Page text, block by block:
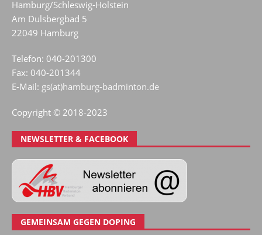
Hamburg/Schleswig-Holstein
Am Dulsbergbad 5
22049 Hamburg
Telefon: 040-201300
Fax: 040-201344
E-Mail: gs(at)hamburg-badminton.de
Copyright © 2018-2023
NEWSLETTER & FACEBOOK
GEMEINSAM GEGEN DOPING